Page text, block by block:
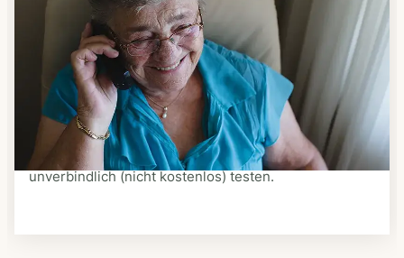
Bestellen & liefern lassen
Suchen Sie sich aus dem Speiseplan Ihres Anbieters
aus, was Ihnen schmeckt. Bestellen Sie telefonisch,
schriftlich oder im Online-Shop Ihres Anbieters.
Ein Kurier liefert Ihnen das bestellte Essen zum
vereinbarten Zeitpunkt nach Hause. Bei vielen
Anbietern können Sie Essen auf Rädern auch
unverbindlich (nicht kostenlos) testen.